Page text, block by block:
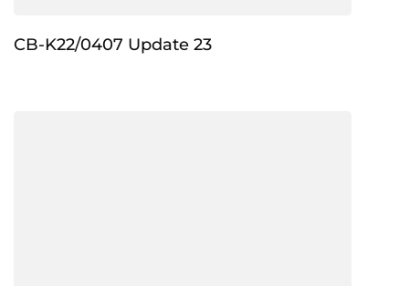
CB-K22/0407 Update 23